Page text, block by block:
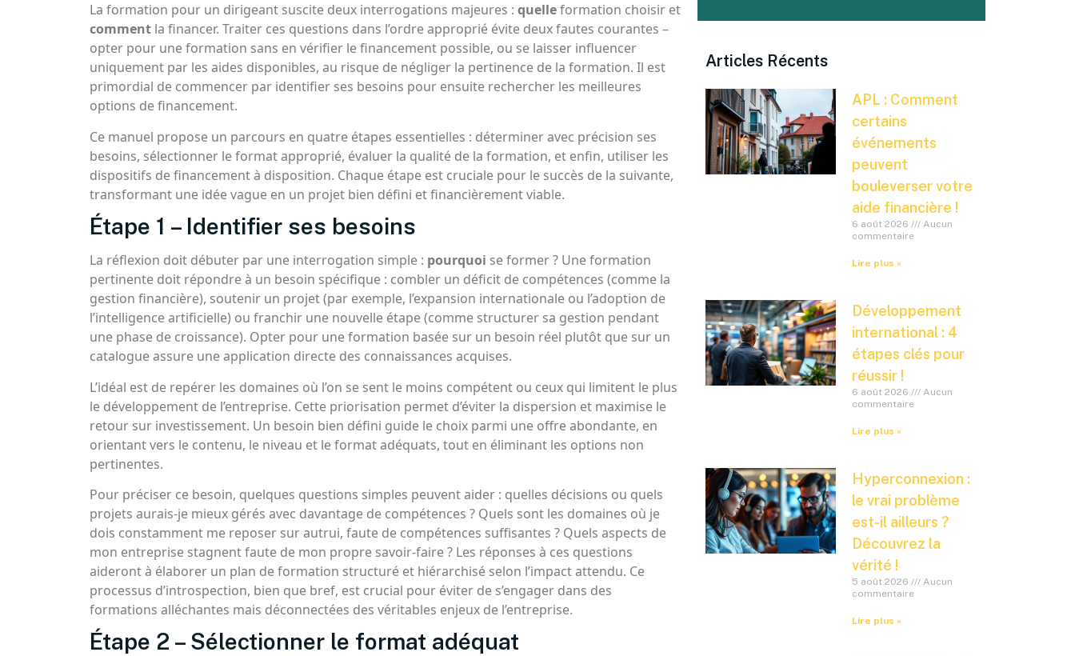
La formation pour un dirigeant suscite deux interrogations majeures : quelleformation choisir et
comment la financer. Traiter ces questions dans l’ordre approprié évite deux fautes courantes –
opter pour une formation sans en vérifier le financement possible, ou se laisser influencer
uniquement par les aides disponibles, au risque de négliger la pertinence de la formation. Il est
primordial de commencer par identifier ses besoins pour ensuite rechercher les meilleures
options de financement.
Ce manuel propose un parcours en quatre étapes essentielles : déterminer avec précision ses
besoins, sélectionner le format approprié, évaluer la qualité de la formation, et enfin, utiliser les
dispositifs de financement à disposition. Chaque étape est cruciale pour le succès de la suivante,
transformant une idée vague en un projet bien défini et financièrement viable.
Étape 1 – Identifier ses besoins
La réflexion doit débuter par une interrogation simple : pourquoi se former ? Une formation
pertinente doit répondre à un besoin spécifique : combler un déficit de compétences (comme la
gestion financière), soutenir un projet (par exemple, l’expansion internationale ou l’adoption de
l’intelligence artificielle) ou franchir une nouvelle étape (comme structurer sa gestion pendant
une phase de croissance). Opter pour une formation basée sur un besoin réel plutôt que sur un
catalogue assure une application directe des connaissances acquises.
L’idéal est de repérer les domaines où l’on se sent le moins compétent ou ceux qui limitent le plus
le développement de l’entreprise. Cette priorisation permet d’éviter la dispersion et maximise le
retour sur investissement. Un besoin bien défini guide le choix parmi une offre abondante, en
orientant vers le contenu, le niveau et le format adéquats, tout en éliminant les options non
pertinentes.
Pour préciser ce besoin, quelques questions simples peuvent aider : quelles décisions ou quels
projets aurais-je mieux gérés avec davantage de compétences ? Quels sont les domaines où je
dois constamment me reposer sur autrui, faute de compétences suffisantes ? Quels aspects de
mon entreprise stagnent faute de mon propre savoir-faire ? Les réponses à ces questions
aideront à élaborer un plan de formation structuré et hiérarchisé selon l’impact attendu. Ce
processus d’introspection, bien que bref, est crucial pour éviter de s’engager dans des
formations alléchantes mais déconnectées des véritables enjeux de l’entreprise.
Étape 2 – Sélectionner le format adéquat
Articles Récents
APL : Comment
certains
événements
peuvent
bouleverser votre
aide financière !
6 août 2026
Aucun
commentaire
Lire plus »
Développement
international : 4
étapes clés pour
réussir !
6 août 2026
Aucun
commentaire
Lire plus »
Hyperconnexion :
le vrai problème
est-il ailleurs ?
Découvrez la
vérité !
5 août 2026
Aucun
commentaire
Lire plus »